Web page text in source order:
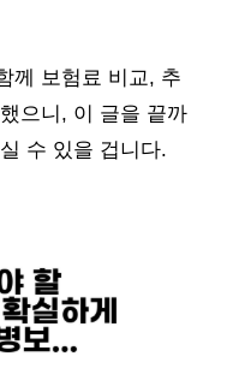
께 보험료 비교, 추
으니, 이 글을 끝까
수 있을 겁니다.